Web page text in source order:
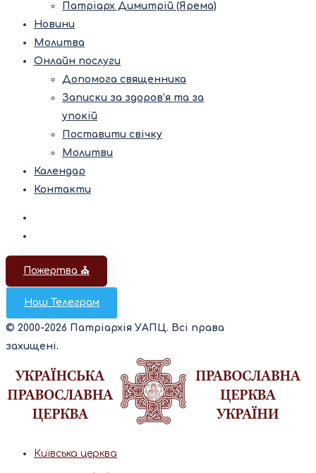
Патріарх Димитрій (Ярема)
Новини
Молитва
Онлайн послуги
Допомога священника
Записки за здоров’я та за
упокій
Поставити свічку
Молитви
Календар
Контакти
Пожертва ⛪️
Наш Телеграм
© 2000-2026 Патріархія УАПЦ. Всі права
захищені.
Київська церква